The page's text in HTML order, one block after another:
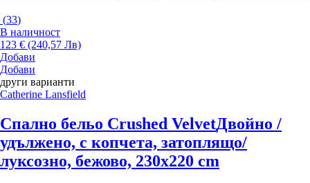
(33)
В наличност
123 € (240,57 Лв)
Добави
Добави
други варианти
Catherine Lansfield
Спално бельо Crushed VelvetДвойно /
удължено, с копчета, затоплящо/
луксозно, бежово, 230x220 cm